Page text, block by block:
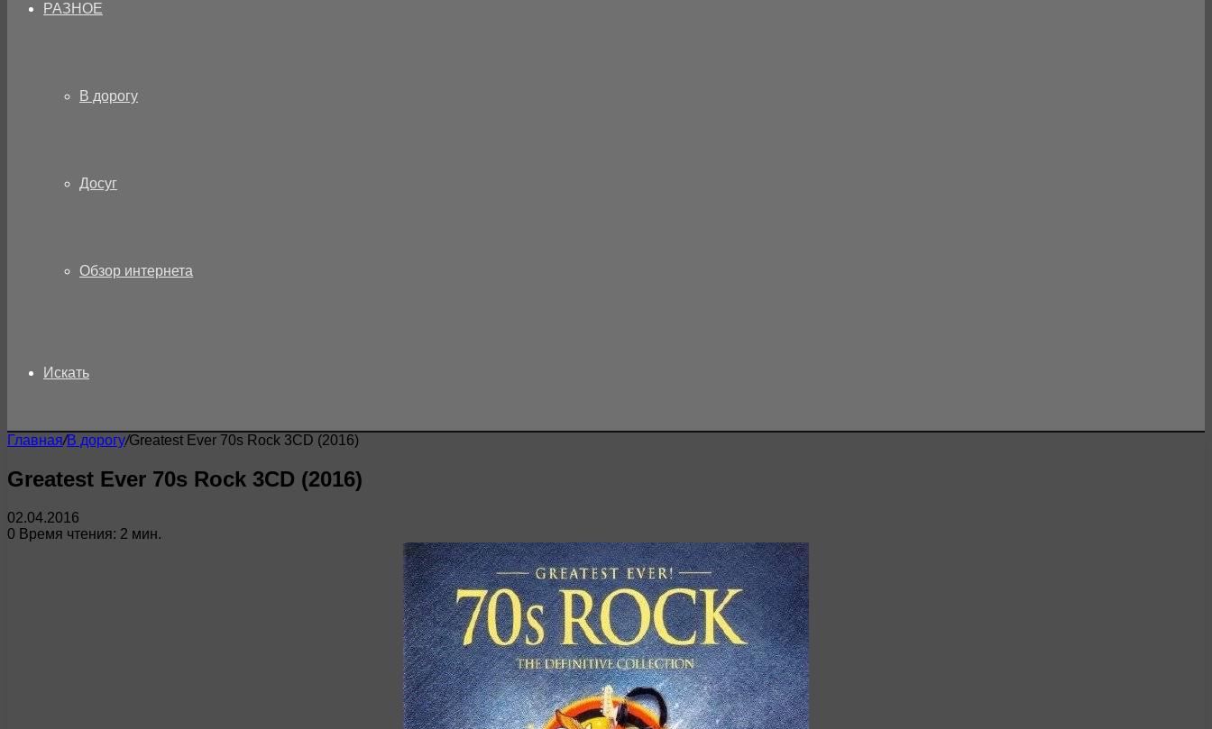
РАЗНОЕ
В дорогу
Досуг
Обзор интернета
Искать
Главная/В дорогу/Greatest Ever 70s Rock 3CD (2016)
Greatest Ever 70s Rock 3CD (2016)
02.04.2016
0 Время чтения: 2 мин.